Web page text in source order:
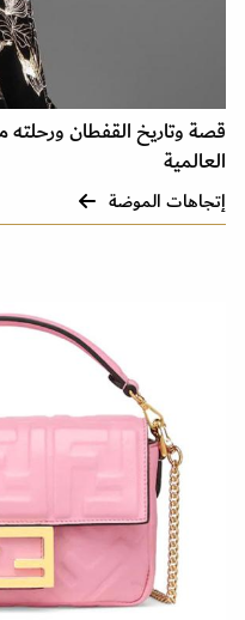
قصة وتاريخ القفطان
العالمية
إتجاهات الموضة